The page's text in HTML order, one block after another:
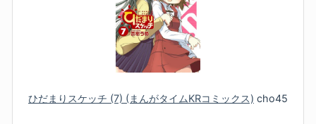
ひだまりスケッチ (7) (まんがタイムKRコミックス) cho45